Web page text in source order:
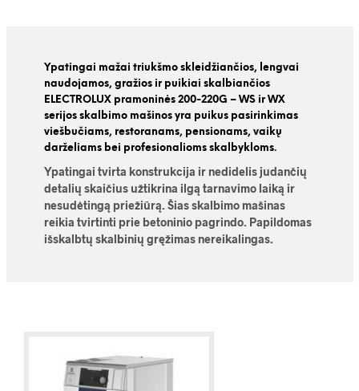
Ypatingai mažai triukšmo skleidžiančios, lengvai
naudojamos, gražios ir puikiai skalbiančios
ELECTROLUX pramoninės 200-220G – WS ir WX
serijos skalbimo mašinos yra puikus pasirinkimas
viešbučiams, restoranams, pensionams, vaikų
darželiams bei profesionalioms skalbykloms.
Ypatingai tvirta konstrukcija ir nedidelis judančių
detalių skaičius užtikrina ilgą tarnavimo laiką ir
nesudėtingą priežiūrą. Šias skalbimo mašinas
reikia tvirtinti prie betoninio pagrindo. Papildomas
išskalbtų skalbinių gręžimas nereikalingas.